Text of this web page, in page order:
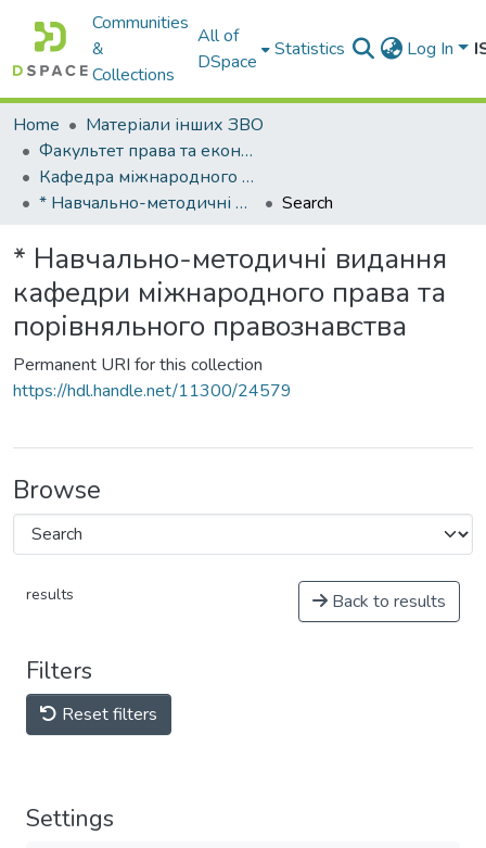
Communities
&
Collections
All of
DSpace
Statistics Log In
Home
Матеріали інших ЗВО
Факультет права та економіки Міжнародного університету
Кафедра міжнародного права та порівняльного правознавства
* Навчально-методичні видання кафедри міжнародного права та порівняльного правознавства
Search
* Навчально-методичні видання
кафедри міжнародного права та
порівняльного правознавства
Permanent URI for this collection
https://hdl.handle.net/11300/24579
Browse
results Back to results
Filters
Reset filters
Settings